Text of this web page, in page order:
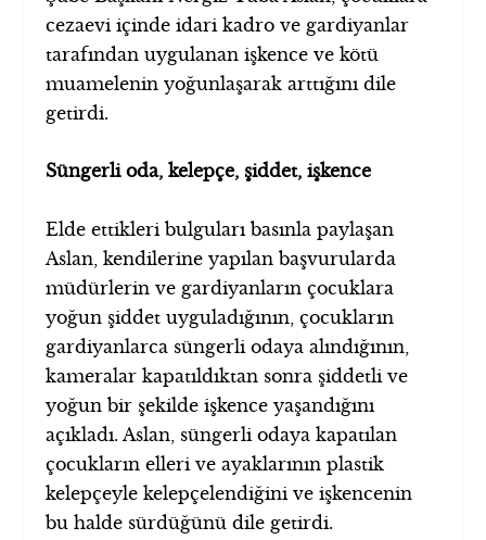
cezaevi içinde idari kadro ve gardiyanlar
tarafından uygulanan işkence ve kötü
muamelenin yoğunlaşarak arttığını dile
getirdi.
Süngerli oda, kelepçe, şiddet, işkence
Elde ettikleri bulguları basınla paylaşan
Aslan, kendilerine yapılan başvurularda
müdürlerin ve gardiyanların çocuklara
yoğun şiddet uyguladığının, çocukların
gardiyanlarca süngerli odaya alındığının,
kameralar kapatıldıktan sonra şiddetli ve
yoğun bir şekilde işkence yaşandığını
açıkladı. Aslan, süngerli odaya kapatılan
çocukların elleri ve ayaklarının plastik
kelepçeyle kelepçelendiğini ve işkencenin
bu halde sürdüğünü dile getirdi.